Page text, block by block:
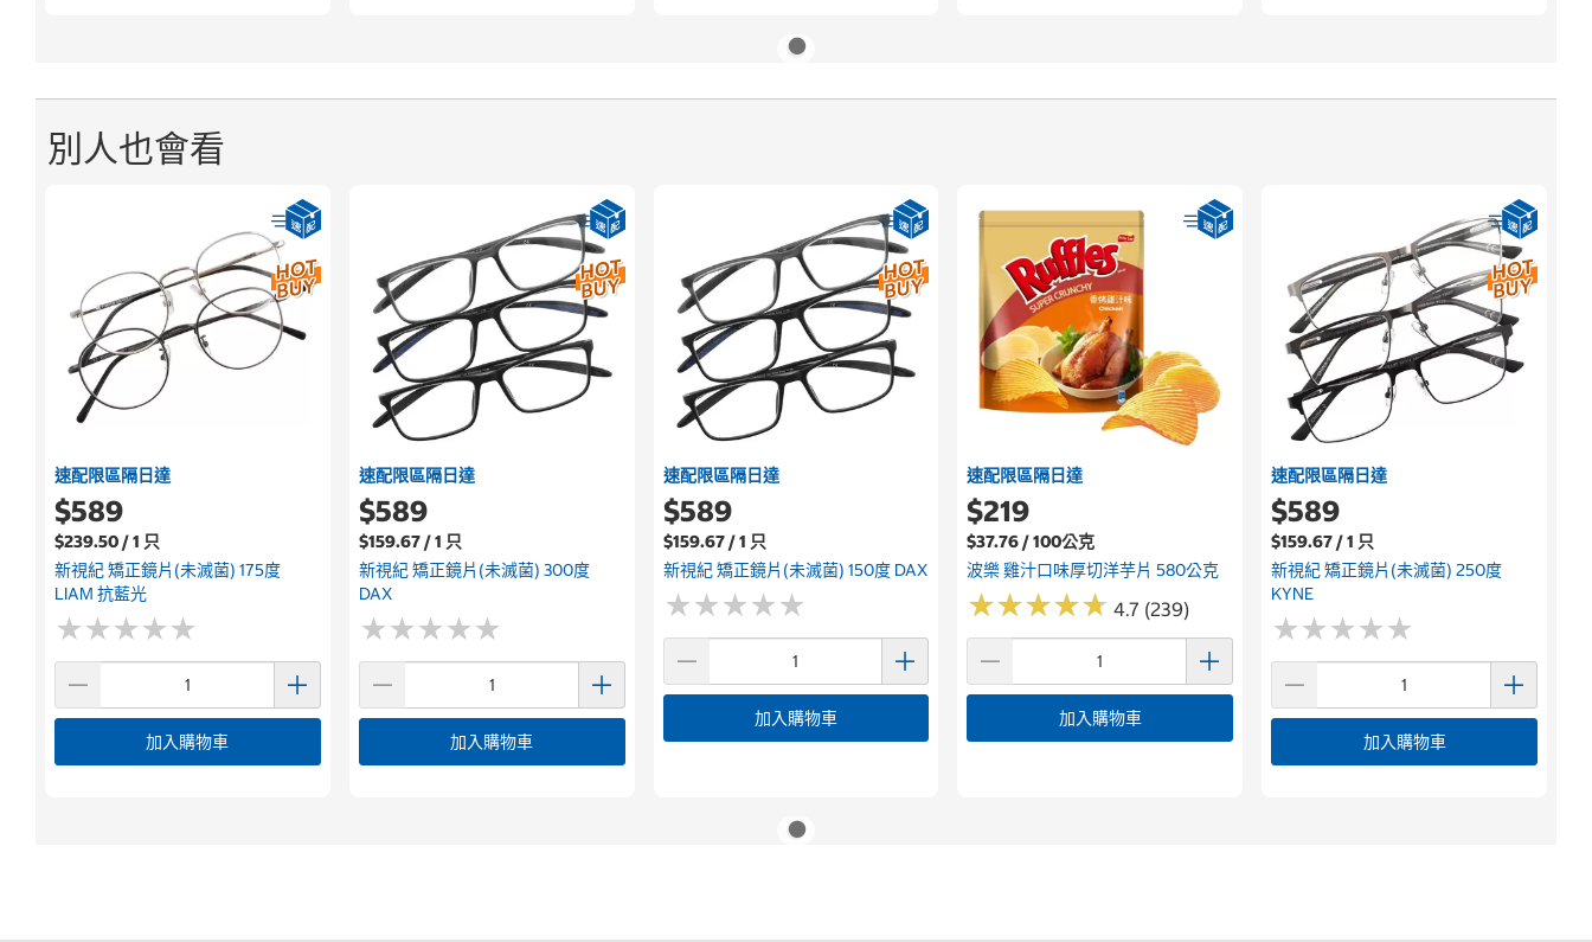
別人也會看
速配限區隔日達
$589
$239.50 / 1 只
新視紀 矯正鏡片(未滅菌) 175度
LIAM 抗藍光
★★★★★
★★★★★
加入購物車
速配限區隔日達
$589
$159.67 / 1 只
新視紀 矯正鏡片(未滅菌) 300度
DAX
★★★★★
★★★★★
加入購物車
速配限區隔日達
$589
$159.67 / 1 只
新視紀 矯正鏡片(未滅菌) 150度 DAX
★★★★★
★★★★★
加入購物車
速配限區隔日達
$219
$37.76 / 100公克
波樂 雞汁口味厚切洋芋片 580公克
★★★★★
★★★★★ 4.7 (239)
加入購物車
速配限區隔日達
$589
$159.67 / 1 只
新視紀 矯正鏡片(未滅菌) 250度
KYNE
★★★★★
★★★★★
加入購物車